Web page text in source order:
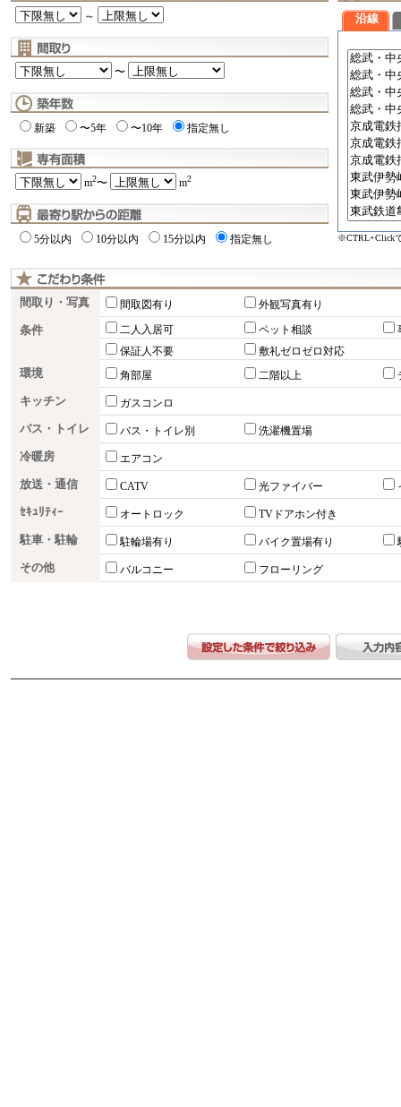
～
〜
新築 〜5年 〜10年 指定無し
m2〜 m2
5分以内 10分以内 15分以内 指定無し
沿線
※CTRL+Click
間取り・写真 間取図有り 外観写真有り
条件 二人入居可 ペット相談
保証人不要
敷礼ゼロゼロ対応
環境 角部屋 二階以上
キッチン ガスコンロ
バス・トイレ バス・トイレ別 洗濯機置場
冷暖房 エアコン
放送・通信 CATV 光ファイバー
ｾｷｭﾘﾃｨｰ オートロック TVドアホン付き
駐車・駐輪 駐輪場有り バイク置場有り
その他 バルコニー フローリング